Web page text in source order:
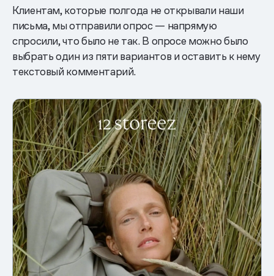
Клиентам, которые полгода не открывали наши
письма, мы отправили опрос — напрямую
спросили, что было не так. В опросе можно было
выбрать один из пяти вариантов и оставить к нему
текстовый комментарий.